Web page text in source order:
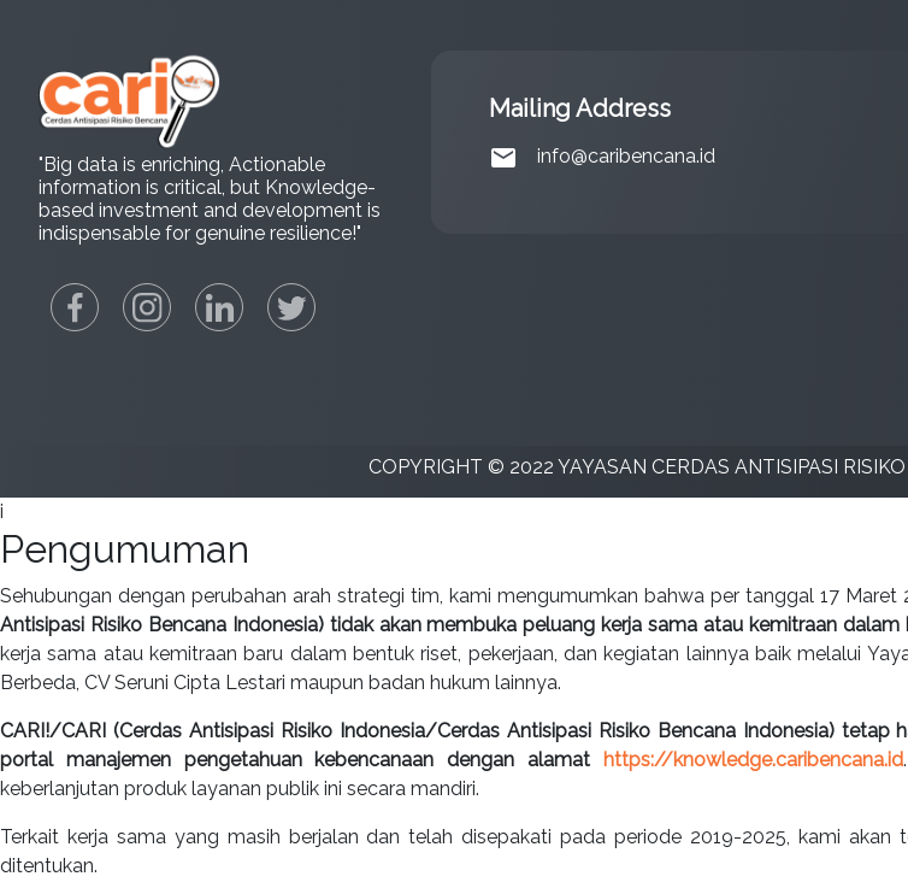
"Big data is enriching, Actionable
information is critical, but Knowledge-
based investment and development is
indispensable for genuine resilience!"
Mailing Address
email
info@caribencana.id
COPYRIGHT © 2022 YAYASAN CERDAS ANTISIPASI
i
Pengumuman
Sehubungan dengan perubahan arah strategi tim, kami mengumumkan bahwa per tanggal 17 Maret
Antisipasi Risiko Bencana Indonesia) tidak akan membuka peluang kerja sama atau kemitraan
kerja sama atau kemitraan baru dalam bentuk riset, pekerjaan, dan kegiatan lainnya baik melalui
Berbeda, CV Seruni Cipta Lestari maupun badan hukum lainnya.
CARI!/CARI (Cerdas Antisipasi Risiko Indonesia/Cerdas Antisipasi Risiko Bencana Indonesia)
portal manajemen pengetahuan kebencanaan dengan alamat https://knowledge.caribencana.id
keberlanjutan produk layanan publik ini secara mandiri.
Terkait kerja sama yang masih berjalan dan telah disepakati pada periode 2019-2025, kami
ditentukan.